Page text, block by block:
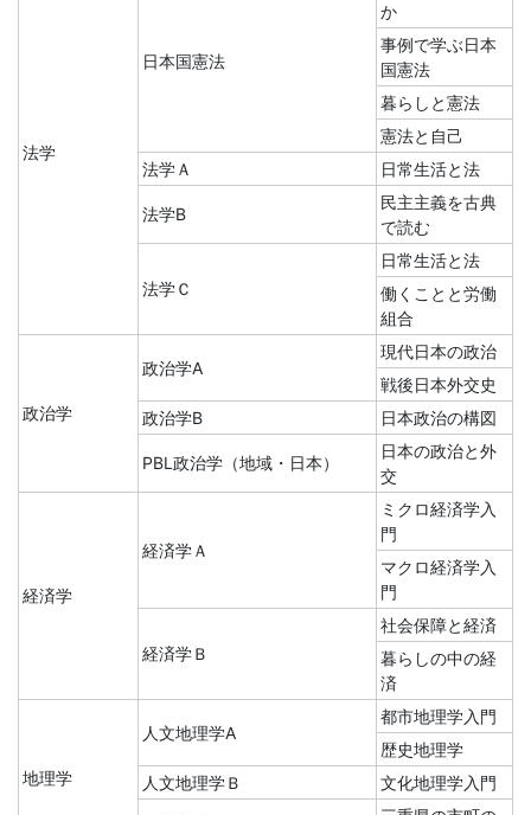
法学
日本国憲法
か
事例で学ぶ日本
国憲法
暮らしと憲法
憲法と自己
法学Ａ
日常生活と法
法学B
民主主義を古典
で読む
法学Ｃ
日常生活と法
働くことと労働
組合
政治学
政治学A
現代日本の政治
戦後日本外交史
政治学B
日本政治の構図
PBL政治学（地域・日本）
日本の政治と外
交
経済学
経済学Ａ
ミクロ経済学入
門
マクロ経済学入
門
経済学Ｂ
社会保障と経済
暮らしの中の経
済
地理学
人文地理学A
都市地理学入門
歴史地理学
人文地理学Ｂ
文化地理学入門